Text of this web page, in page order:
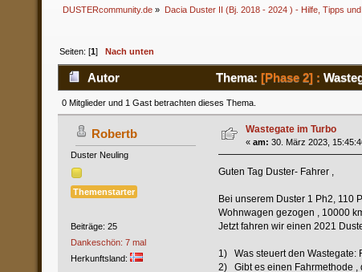
DUSTERcommunity.de » Dacia Duster II (Bj. 2018 - 2024 ) - Hilfe, Tipps
Seiten: [1] Nach unten
Autor Thema: [Phase 2] :
0 Mitglieder und 1 Gast betrachten dieses Thema.
Robertb
Duster Neuling
Themenstarter
Beiträge: 25
Dankeschön: 7 mal
Herkunftsland:
Wastegate im Turbo
« am: 30. März 2023,
Guten Tag Duster- Fahrer ,
Bei unserem Duster 1 Ph2, 110
Wohnwagen gezogen , 10000
Jetzt fahren wir einen 2021
1) Was steuert den Wastegate:
2) Gibt es einen Fahrmethode ,